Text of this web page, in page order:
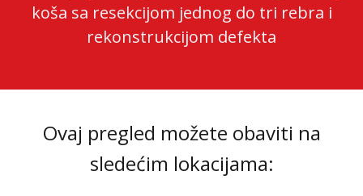
koša sa resekcijom jednog do tri rebra i
rekonstrukcijom defekta
Ovaj pregled možete obaviti na
sledećim lokacijama: